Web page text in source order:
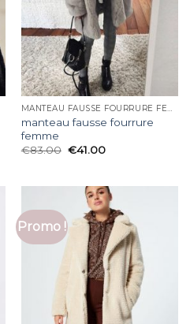
MANTEAU FAUSSE FOURRURE FEMME
manteau fausse fourrure
femme
€83.00 €41.00
Promo !